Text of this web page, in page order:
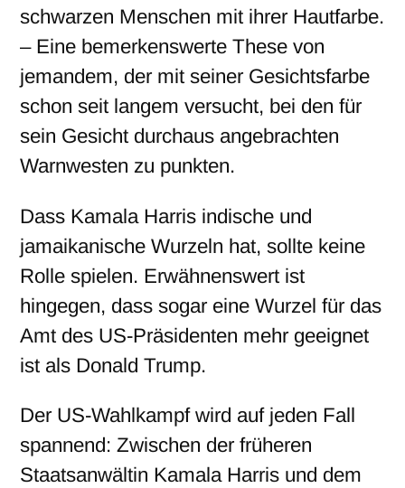
schwarzen Menschen mit ihrer Hautfarbe.
– Eine bemerkenswerte These von
jemandem, der mit seiner Gesichtsfarbe
schon seit langem versucht, bei den für
sein Gesicht durchaus angebrachten
Warnwesten zu punkten.
Dass Kamala Harris indische und
jamaikanische Wurzeln hat, sollte keine
Rolle spielen. Erwähnenswert ist
hingegen, dass sogar eine Wurzel für das
Amt des US-Präsidenten mehr geeignet
ist als Donald Trump.
Der US-Wahlkampf wird auf jeden Fall
spannend: Zwischen der früheren
Staatsanwältin Kamala Harris und dem